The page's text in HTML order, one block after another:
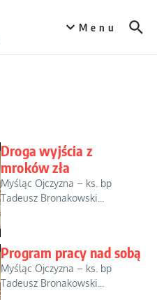
Menu
Droga wyjścia z
mroków zła
Myśląc Ojczyzna – ks. bp
Tadeusz Bronakowski...
Program pracy nad sobą
Myśląc Ojczyzna – ks. bp
Tadeusz Bronakowski...